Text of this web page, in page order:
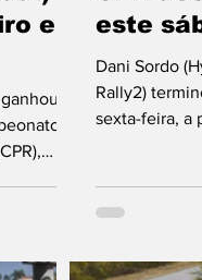
e é
a
de
este
Dani Sordo
Rally2)
sexta-feira, a
segundo no
piloto norte-